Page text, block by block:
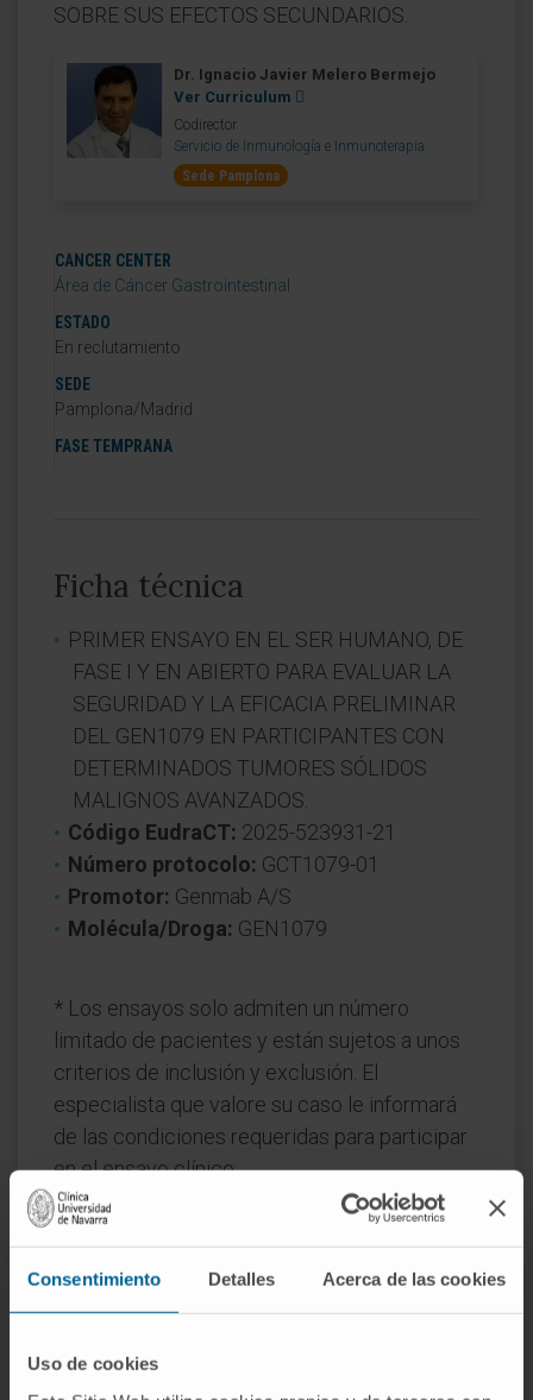
Consentimiento Detalles Acerca de las cookies
Uso de cookies
SOBRE SUS EFECTOS SECUNDARIOS.
Dr. Ignacio Javier Melero Bermejo
Ver Curriculum
Codirector
Servicio de Inmunología e Inmunoterapia
Sede Pamplona
CANCER CENTER
Área de Cáncer Gastrointestinal
ESTADO
En reclutamiento
SEDE
Pamplona/Madrid
FASE TEMPRANA
Ficha técnica
PRIMER ENSAYO EN EL SER HUMANO, DE
FASE I Y EN ABIERTO PARA EVALUAR LA
SEGURIDAD Y LA EFICACIA PRELIMINAR
DEL GEN1079 EN PARTICIPANTES CON
DETERMINADOS TUMORES SÓLIDOS
MALIGNOS AVANZADOS.
Código EudraCT: 2025-523931-21
Número protocolo: GCT1079-01
Promotor: Genmab A/S
Molécula/Droga: GEN1079
* Los ensayos solo admiten un número
limitado de pacientes y están sujetos a unos
criterios de inclusión y exclusión. El
especialista que valore su caso le informará
de las condiciones requeridas para participar
en el ensayo clínico.